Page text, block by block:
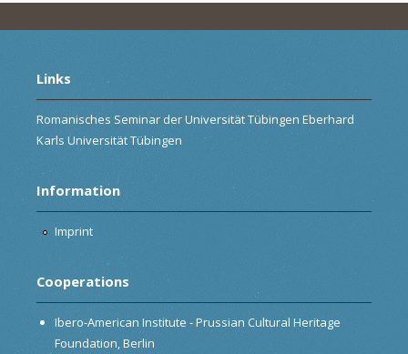
Links
Romanisches Seminar der Universität Tübingen Eberhard
Karls Universität Tübingen
Information
Imprint
Cooperations
Ibero-American Institute - Prussian Cultural Heritage
Foundation, Berlin